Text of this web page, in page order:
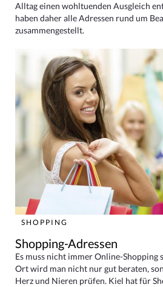
Alltag einen wohltuenden Ausgleich
haben daher alle Adressen rund um
zusammengestellt.
SHOPPING
Shopping-Adressen
Es muss nicht immer Online-Shopping
Ort wird man nicht nur gut beraten,
Herz und Nieren prüfen. Kiel hat für